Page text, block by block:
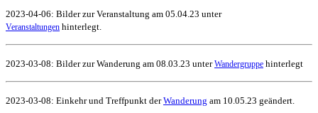
2023-04-06: Bilder zur Veranstaltung am 05.04.23 unter
Veranstaltungen hinterlegt.
2023-03-08: Bilder zur Wanderung am 08.03.23 unterWandergruppe hinterlegt
2023-03-08: Einkehr und Treffpunkt derWanderung am 10.05.23 geändert.